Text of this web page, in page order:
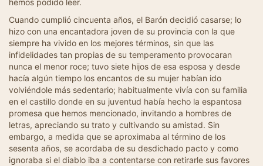
hemos podido leer.
Cuando cumplió cincuenta años, el Barón decidió casarse; lo
hizo con una encantadora joven de su provincia con la que
siempre ha vivido en los mejores términos, sin que las
infidelidades tan propias de su temperamento provocaran
nunca el menor roce; tuvo siete hijos de esa esposa y desde
hacía algún tiempo los encantos de su mujer habían ido
volviéndole más sedentario; habitualmente vivía con su familia
en el castillo donde en su juventud había hecho la espantosa
promesa que hemos mencionado, invitando a hombres de
letras, apreciando su trato y cultivando su amistad. Sin
embargo, a medida que se aproximaba al término de los
sesenta años, se acordaba de su desdichado pacto y como
ignoraba si el diablo iba a contentarse con retirarle sus favores